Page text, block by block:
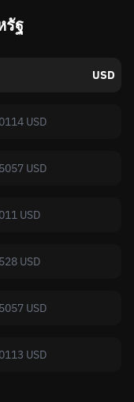
รัฐ
USD
USD
USD
USD
USD
USD
USD